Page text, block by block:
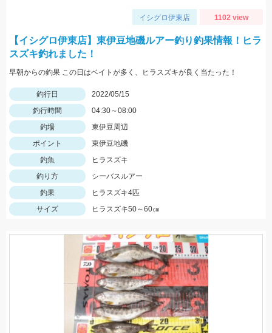
イシグロ伊東店 1102 view
【イシグロ伊東店】東伊豆地磯ルアー釣り釣果情報！ヒラ
スズキ釣れました！
早朝からの釣果 この日はベイトが多く、ヒラスズキが良く当たった！
釣行日
2022/05/15
釣行時間
04:30～08:00
釣場
東伊豆周辺
ポイント
東伊豆地磯
釣魚
ヒラスズキ
釣り方
シーバスルアー
釣果
ヒラスズキ4匹
サイズ
ヒラスズキ50～60㎝